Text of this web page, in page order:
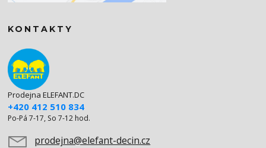
KONTAKTY
Prodejna ELEFANT.DC
+420 412 510 834
Po-Pá 7-17, So 7-12 hod.
prodejna@elefant-decin.cz